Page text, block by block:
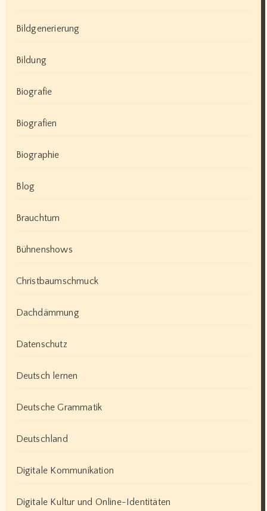
Bildgenerierung
Bildung
Biografie
Biografien
Biographie
Blog
Brauchtum
Bühnenshows
Christbaumschmuck
Dachdämmung
Datenschutz
Deutsch lernen
Deutsche Grammatik
Deutschland
Digitale Kommunikation
Digitale Kultur und Online-Identitäten